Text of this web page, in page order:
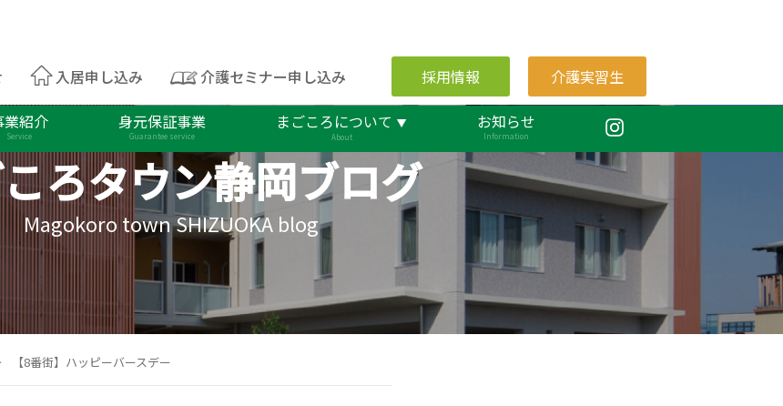
入居申し込み 介護セミナー申し込み 採用情報 介護実習生
業紹介
Service
身元保証事業
Guarantee service
まごころについて
About
お知らせ
Information
ろタウン静岡ブログ
Magokoro town SHIZUOKA blog
【8番街】ハッピーバースデー